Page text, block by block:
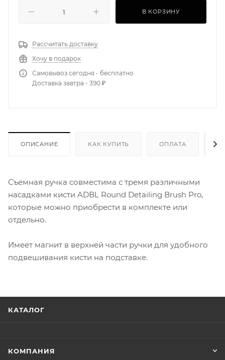
В КОРЗИНУ
Рассчитать доставку
Хочу в подарок
Самовывоз сегодня - бесплатно
Доставка завтра - 390 ₽
ОПИСАНИЕ КАК КУПИТЬ ОПЛАТА
Съемная ручка совместима с тремя различными
насадками кисти ADBL Round Detailing Brush Pro,
которые можно приобрести в комплекте или
отдельно.
Имеет магнит в верхней части ручки для удобного
подвешивания кисти на подставке.
КАТАЛОГ
КОМПАНИЯ